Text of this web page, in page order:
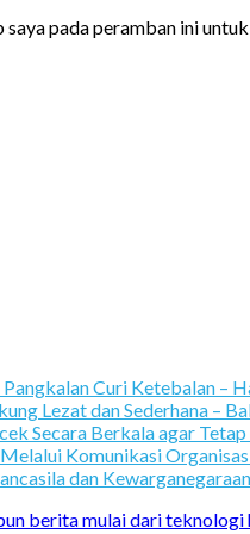
saya pada peramban ini
Curi Ketebalan –
Lezat dan Sederhana –
Secara Berkala agar
Komunikasi
dan
berita mulai dari teknologi